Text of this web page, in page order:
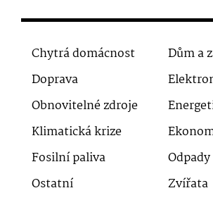
Chytrá domácnost
Dům a
Doprava
Obnovitelné zdroje
Klimatická krize
Fosilní paliva
Odpady
Ostatní
Zvířata